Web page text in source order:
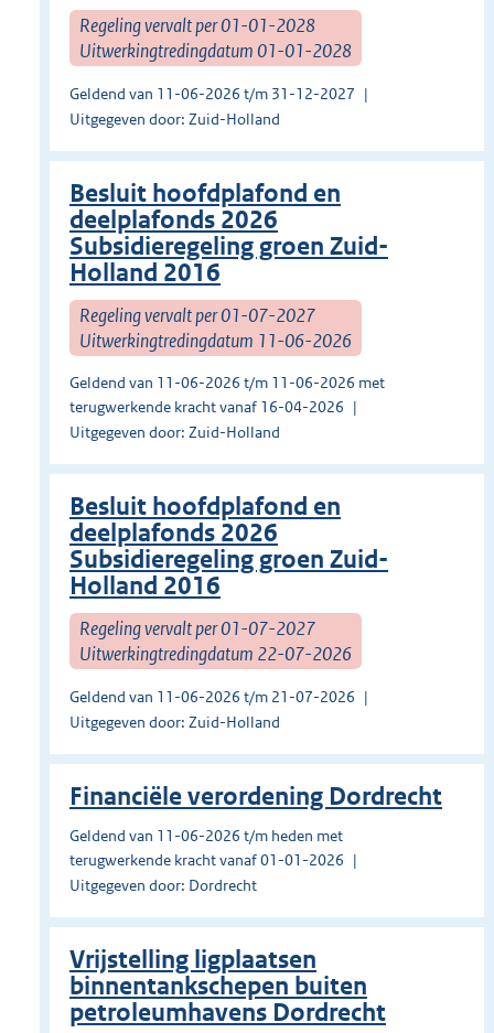
Regeling vervalt per 01-01-2028
Uitwerkingtredingdatum 01-01-2028
Geldend van 11-06-2026 t/m 31-12-2027
Uitgegeven door: Zuid-Holland
Besluit hoofdplafond en
deelplafonds 2026
Subsidieregeling groen Zuid-
Holland 2016
Regeling vervalt per 01-07-2027
Uitwerkingtredingdatum 11-06-2026
Geldend van 11-06-2026 t/m 11-06-2026 met
terugwerkende kracht vanaf 16-04-2026
Uitgegeven door: Zuid-Holland
Besluit hoofdplafond en
deelplafonds 2026
Subsidieregeling groen Zuid-
Holland 2016
Regeling vervalt per 01-07-2027
Uitwerkingtredingdatum 22-07-2026
Geldend van 11-06-2026 t/m 21-07-2026
Uitgegeven door: Zuid-Holland
Financiële verordening Dordrecht
Geldend van 11-06-2026 t/m heden met
terugwerkende kracht vanaf 01-01-2026
Uitgegeven door: Dordrecht
Vrijstelling ligplaatsen
binnentankschepen buiten
petroleumhavens Dordrecht